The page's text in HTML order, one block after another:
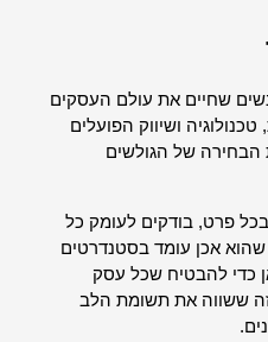
שחיים את עולם העסקים
ושיווק הפועלים
של הגולשים
פרט, בודקים לעומק כל
אכן עומד בסטנדרטים
כדי להבטיח שכל עסק
ששווה את תשומת הלב